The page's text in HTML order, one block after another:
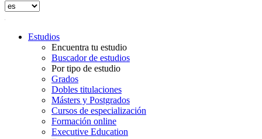
Estudios
Encuentra tu estudio
Buscador de estudios
Por tipo de estudio
Grados
Dobles titulaciones
Másters y Postgrados
Cursos de especialización
Formación online
Executive Education